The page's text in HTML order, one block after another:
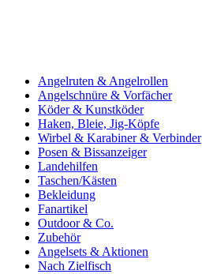
Angelruten & Angelrollen
Angelschnüre & Vorfächer
Köder & Kunstköder
Haken, Bleie, Jig-Köpfe
Wirbel & Karabiner & Verbinder
Posen & Bissanzeiger
Landehilfen
Taschen/Kästen
Bekleidung
Fanartikel
Outdoor & Co.
Zubehör
Angelsets & Aktionen
Nach Zielfisch